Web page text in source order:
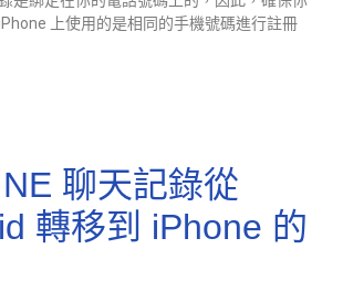
上使用的是相同的手機號碼進行註冊
聊天記錄從
轉移到 iPhone 的